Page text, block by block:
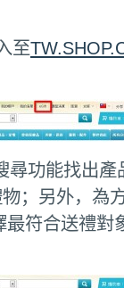
至
尋功能找出產
；另外，為
符合送禮對